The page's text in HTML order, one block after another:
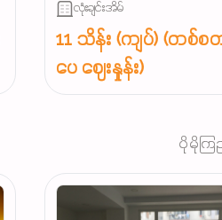
လုံးချင်းအိမ်
11 သိန်း (ကျပ်) (တစ်စ
ပေ ဈေးနှုန်း)
ပိုမိုက